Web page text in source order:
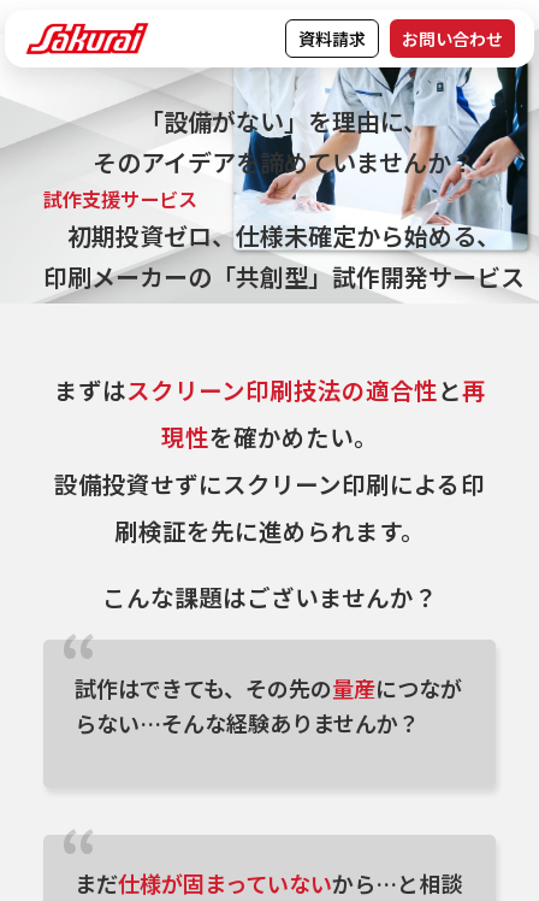
資料請求 お問い合わせ
「設備がない」を理由に、
そのアイデアを諦めていませんか？
試作支援サービス
初期投資ゼロ、仕様未確定から始める、
印刷メーカーの「共創型」試作開発サービス
まずはスクリーン印刷技法の適合性と再
現性を確かめたい。
設備投資せずにスクリーン印刷による印
刷検証を先に進められます。
こんな課題はございませんか？
試作はできても、その先の量産につなが
らない…そんな経験ありませんか？
まだ仕様が固まっていないから…と相談